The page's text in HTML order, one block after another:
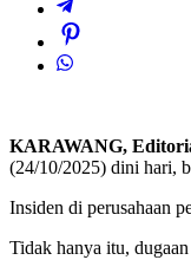
KARAWANG,
(24/10/2025) dini hari,
Insiden di perusahaan
Tidak hanya itu,